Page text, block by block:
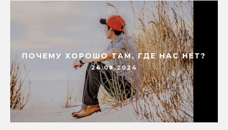
ПОЧЕМУ ХОРОШО ТАМ, ГДЕ НАС НЕТ?
26.08.2024